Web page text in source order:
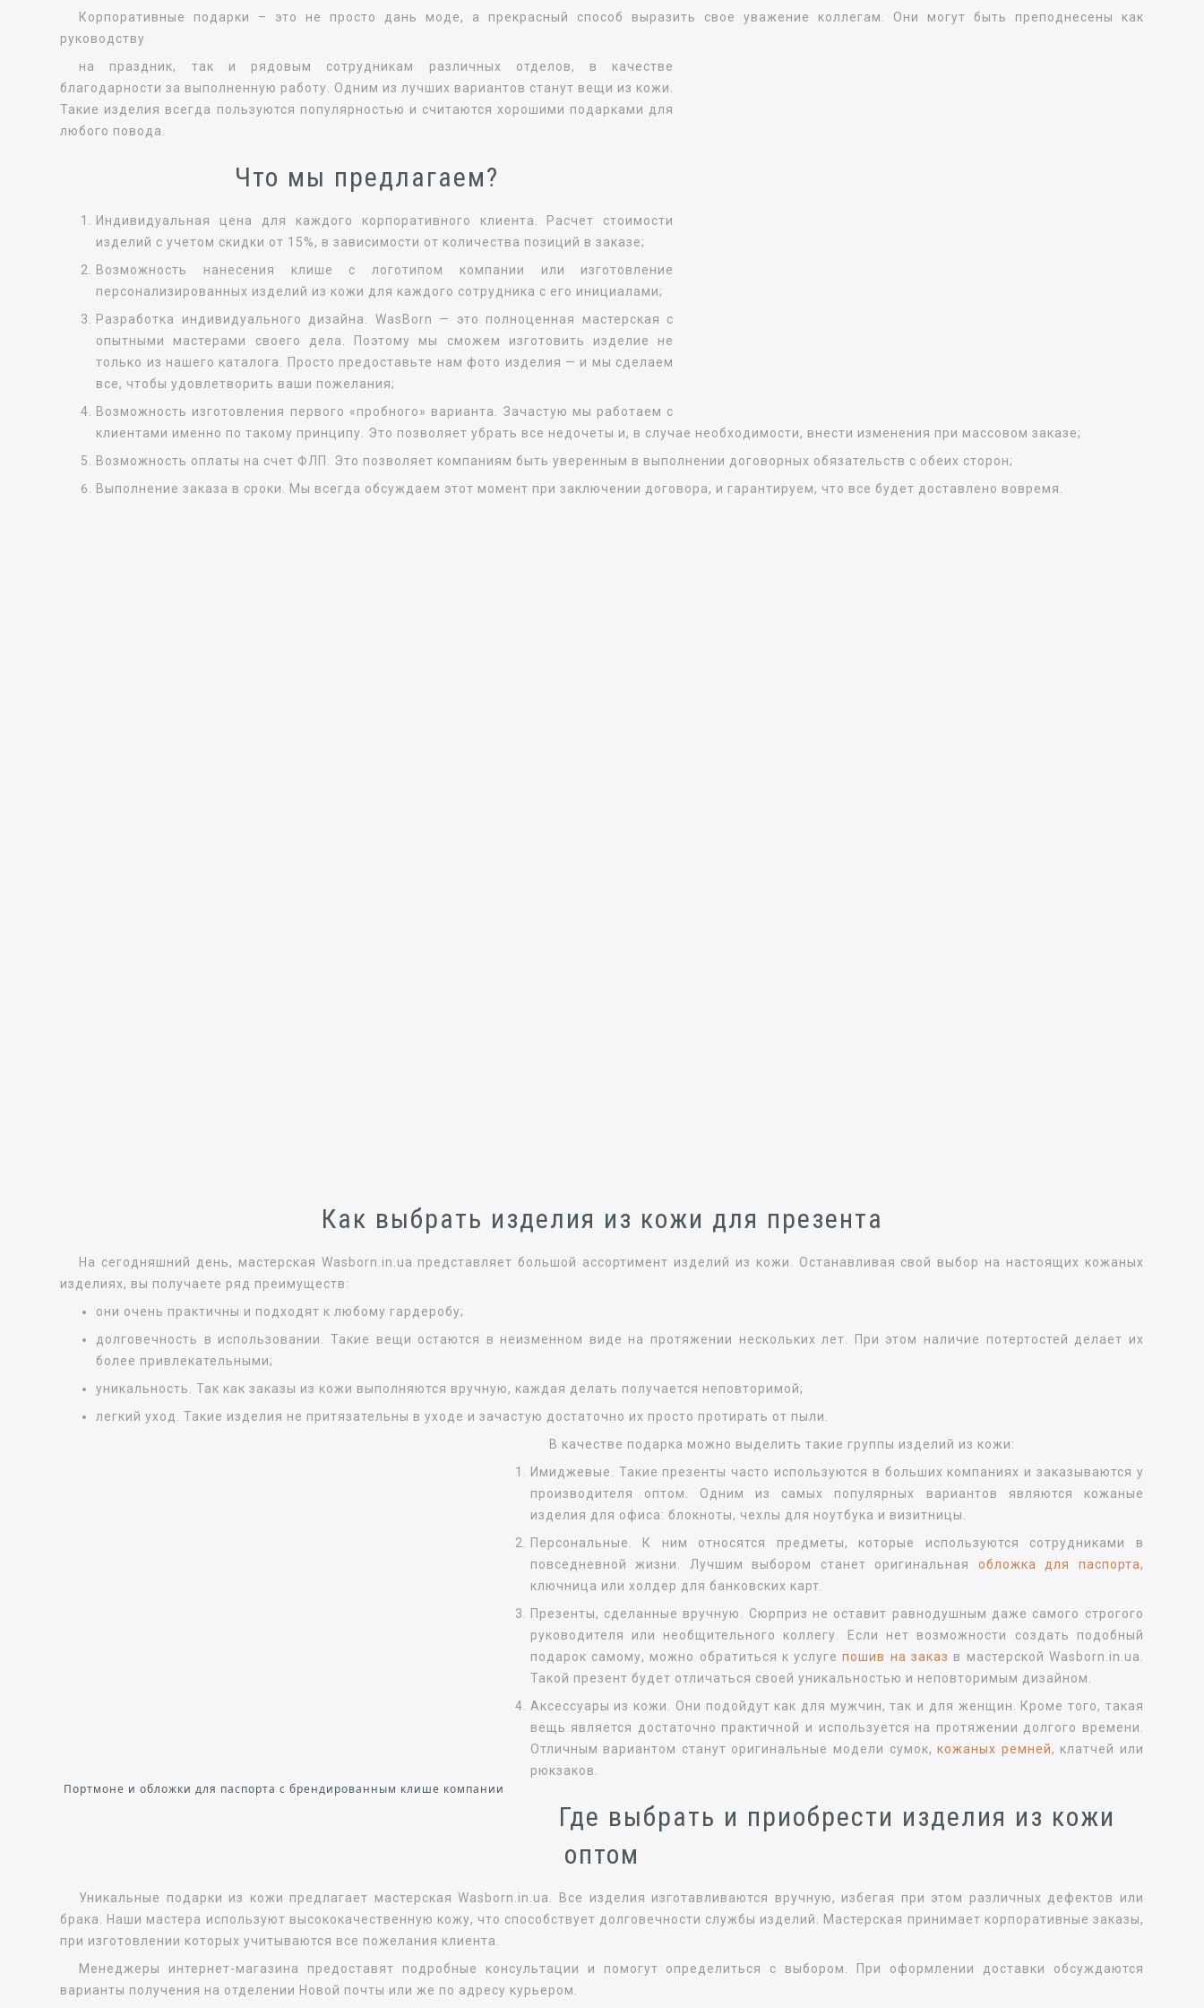
Корпоративные подарки – это не просто дань моде, а прекрасный способ выразить свое уважение коллегам. Они могут быть преподнесены как
руководству
на праздник, так и рядовым сотрудникам различных отделов, в качестве
благодарности за выполненную работу. Одним из лучших вариантов станут вещи из кожи.
Такие изделия всегда пользуются популярностью и считаются хорошими подарками для
любого повода.
Что мы предлагаем?
Индивидуальная цена для каждого корпоративного клиента. Расчет стоимости
изделий с учетом скидки от 15%, в зависимости от количества позиций в заказе;
Возможность нанесения клише с логотипом компании или изготовление
персонализированных изделий из кожи для каждого сотрудника с его инициалами;
Разработка индивидуального дизайна. WasBorn — это полноценная мастерская с
опытными мастерами своего дела. Поэтому мы сможем изготовить изделие не
только из нашего каталога. Просто предоставьте нам фото изделия — и мы сделаем
все, чтобы удовлетворить ваши пожелания;
Возможность изготовления первого «пробного» варианта. Зачастую мы работаем с
клиентами именно по такому принципу. Это позволяет убрать все недочеты и, в случае необходимости, внести изменения при массовом заказе;
Возможность оплаты на счет ФЛП. Это позволяет компаниям быть уверенным в выполнении договорных обязательств с обеих сторон;
Выполнение заказа в сроки. Мы всегда обсуждаем этот момент при заключении договора, и гарантируем, что все будет доставлено вовремя.
Как выбрать изделия из кожи для презента
На сегодняшний день, мастерская Wasborn.in.ua представляет большой ассортимент изделий из кожи. Останавливая свой выбор на настоящих кожаных
изделиях, вы получаете ряд преимуществ:
они очень практичны и подходят к любому гардеробу;
долговечность в использовании. Такие вещи остаются в неизменном виде на протяжении нескольких лет. При этом наличие потертостей делает их
более привлекательными;
уникальность. Так как заказы из кожи выполняются вручную, каждая делать получается неповторимой;
легкий уход. Такие изделия не притязательны в уходе и зачастую достаточно их просто протирать от пыли.
Портмоне и обложки для паспорта с брендированным клише компании
В качестве подарка можно выделить такие группы изделий из кожи:
Имиджевые. Такие презенты часто используются в больших компаниях и заказываются у
производителя оптом. Одним из самых популярных вариантов являются кожаные
изделия для офиса: блокноты, чехлы для ноутбука и визитницы.
Персональные. К ним относятся предметы, которые используются сотрудниками в
повседневной жизни. Лучшим выбором станет оригинальная обложка для паспорта,
ключница или холдер для банковских карт.
Презенты, сделанные вручную. Сюрприз не оставит равнодушным даже самого строгого
руководителя или необщительного коллегу. Если нет возможности создать подобный
подарок самому, можно обратиться к услугепошив на заказ в мастерской Wasborn.in.ua.
Такой презент будет отличаться своей уникальностью и неповторимым дизайном.
Аксессуары из кожи. Они подойдут как для мужчин, так и для женщин. Кроме того, такая
вещь является достаточно практичной и используется на протяжении долгого времени.
Отличным вариантом станут оригинальные модели сумок,кожаных ремней, клатчей или
рюкзаков.
Где выбрать и приобрести изделия из кожи
оптом
Уникальные подарки из кожи предлагает мастерская Wasborn.in.ua. Все изделия изготавливаются вручную, избегая при этом различных дефектов или
брака. Наши мастера используют высококачественную кожу, что способствует долговечности службы изделий. Мастерская принимает корпоративные заказы,
при изготовлении которых учитываются все пожелания клиента.
Менеджеры интернет-магазина предоставят подробные консультации и помогут определиться с выбором. При оформлении доставки обсуждаются
варианты получения на отделении Новой почты или же по адресу курьером.